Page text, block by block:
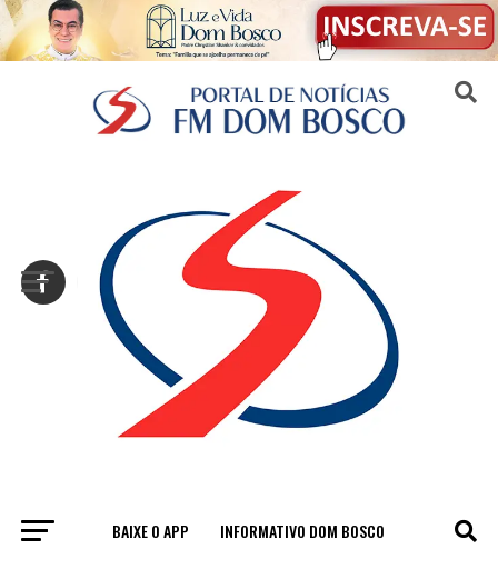
BAIXE O APP INFORMATIVO DOM BOSCO
All posts tagged "abril verde"
Sair da versão mobile